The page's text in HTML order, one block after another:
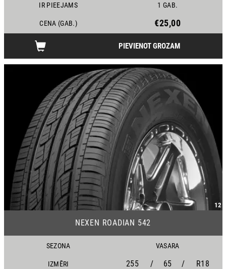
IR PIEEJAMS 1 GAB.
CENA (GAB.) €25,00
PIEVIENOT GROZAM
12
NEXEN ROADIAN 542
SEZONA VASARA
IZMĒRI 255 / 65 / R18